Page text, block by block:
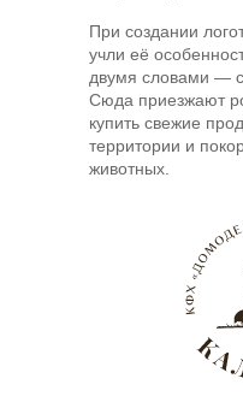
При создании
учли её
двумя словами —
Сюда приезжают
купить свежие
территории и
животных.